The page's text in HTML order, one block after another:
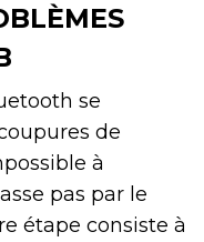
se
de
à
pas par le
étape consiste à